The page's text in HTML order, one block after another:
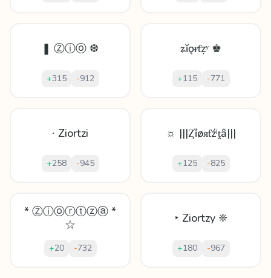
❚ Ⓩⓘⓞ ❆
+315 -912
ʑĭǫᵲƭẓʸ ♚
+115 -771
∙ Ziortzi
+258 -945
☼ |||Ȥȉøᴙƭźⁱṱȃ|||
+125 -825
* Ⓩⓘⓞⓡⓣⓩⓐ *
☆
+20 -732
‣ Ziortzy ❈
+180 -967